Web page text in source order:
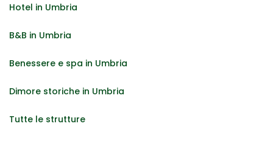
Hotel in Umbria
B&B in Umbria
Benessere e spa in Umbria
Dimore storiche in Umbria
Tutte le strutture